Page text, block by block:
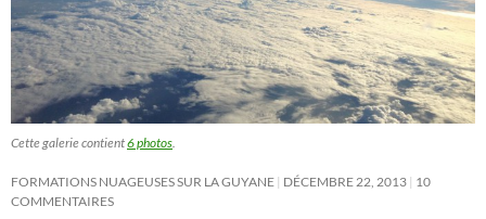
Cette galerie contient6 photos
FORMATIONS NUAGEUSES SUR LA GUYANE DÉCEMBRE 22, 2013 10
COMMENTAIRES